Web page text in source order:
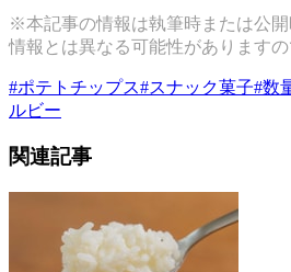
※本記事の情報は執筆時または公
情報とは異なる可能性があります
#ポテトチップス#スナック菓子#数
ルビー
関連記事